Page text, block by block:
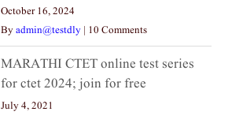
October 16, 2024
Byadmin@testdly | 10 Comments
MARATHI CTET online test series
for ctet 2024; join for free
July 4, 2021